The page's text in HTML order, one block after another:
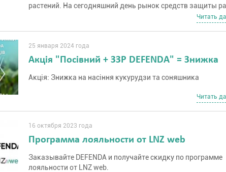
растений. На сегодняшний день рынок средств защиты
насыщен большим количеством производителей,
балльной шкале и составили рейтинг лучших грунтовых
гербицидов, используемых в посевах кукурузы:
Читать
25 января 2024 года
Акція "Посівний + ЗЗР DEFENDA" = Знижка
Акція: Знижка на насіння кукурудзи та соняшника
Читать
16 октября 2023 года
Программа лояльности от LNZ web
Заказывайте DEFENDA и получайте скидку по программе
лояльности от LNZ web.